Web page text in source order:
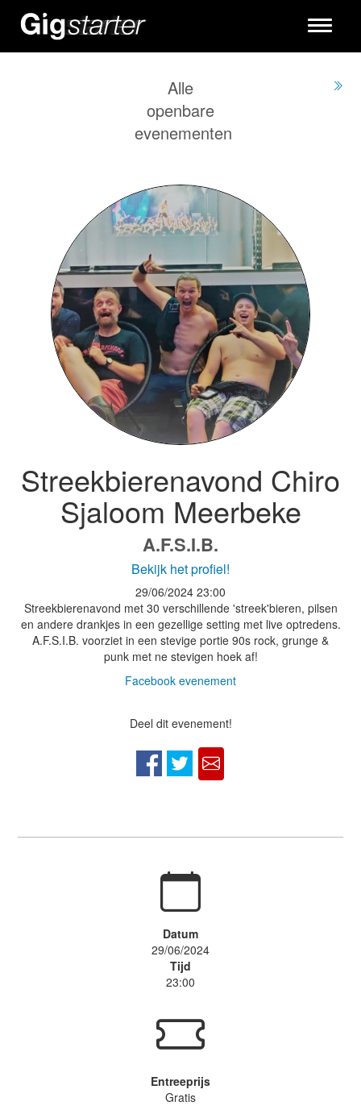
Toggle
Alle
openbare
evenementen
Streekbierenavond Chiro
Sjaloom Meerbeke
A.F.S.I.B.
Bekijk het profiel!
29/06/2024 23:00
Streekbierenavond met 30 verschillende 'streek'bieren, pilsen
en andere drankjes in een gezellige setting met live optredens.
A.F.S.I.B. voorziet in een stevige portie 90s rock, grunge &
punk met ne stevigen hoek af!
Facebook evenement
Deel dit evenement!
Datum
29/06/2024
Tijd
23:00
Entreeprijs
Gratis